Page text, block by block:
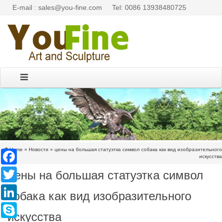
E-mail : sales@you-fine.com Tel: 0086 13938480725
Home » Новости » цены на большая статуэтка символ собака как вид изобразительного
искусства
цены на большая статуэтка символ
собака как вид изобразительного
искусства
Facebook